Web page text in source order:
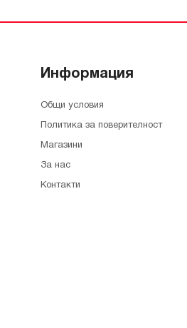
Информация
Общи условия
Политика за поверителност
Магазини
За нас
Контакти